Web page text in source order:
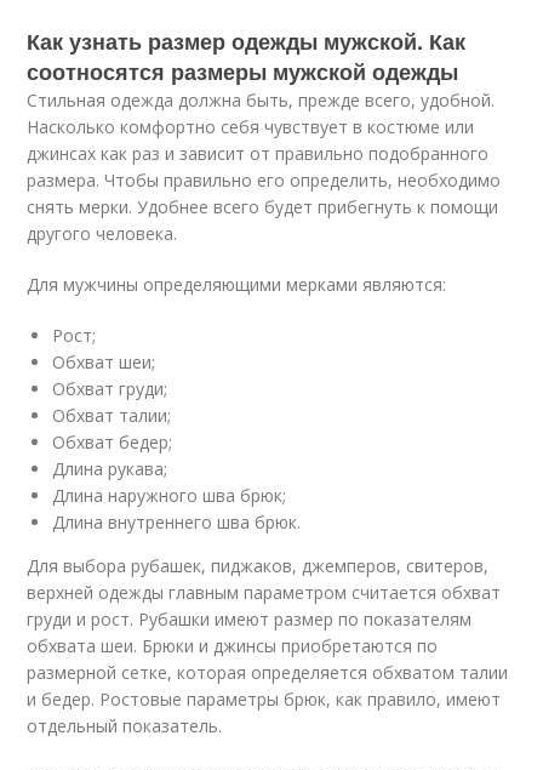
Как узнать размер одежды мужской. Как
соотносятся размеры мужской одежды
Стильная одежда должна быть, прежде всего, удобной.
Насколько комфортно себя чувствует в костюме или
джинсах как раз и зависит от правильно подобранного
размера. Чтобы правильно его определить, необходимо
снять мерки. Удобнее всего будет прибегнуть к помощи
другого человека.
Для мужчины определяющими мерками являются:
Рост;
Обхват шеи;
Обхват груди;
Обхват талии;
Обхват бедер;
Длина рукава;
Длина наружного шва брюк;
Длина внутреннего шва брюк.
Для выбора рубашек, пиджаков, джемперов, свитеров,
верхней одежды главным параметром считается обхват
груди и рост. Рубашки имеют размер по показателям
обхвата шеи. Брюки и джинсы приобретаются по
размерной сетке, которая определяется обхватом талии
и бедер. Ростовые параметры брюк, как правило, имеют
отдельный показатель.